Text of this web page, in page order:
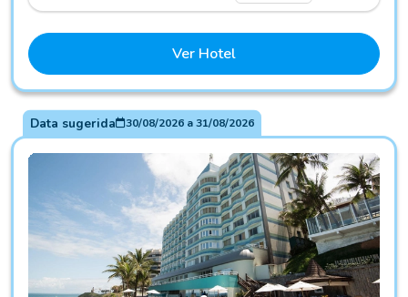
Ver Hotel
Data sugerida 30/08/2026a31/08/2026